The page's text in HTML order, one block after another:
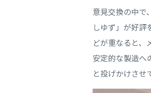
意見交換の中で
しゆず」が好
どが重なると、
安定的な製造へ
と投げかけさせ